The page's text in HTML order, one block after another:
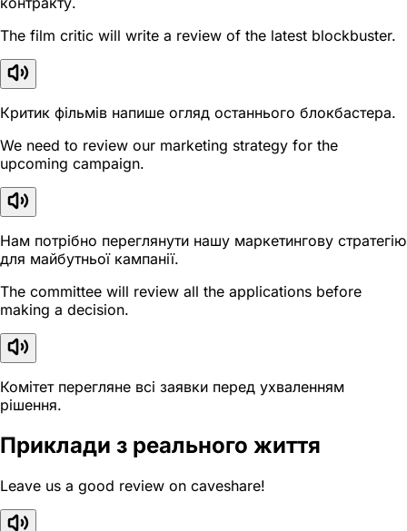
The film critic will write a review of the latest blockbuster.
Критик фільмів напише огляд останнього блокбастера.
We need to review our marketing strategy for the
upcoming campaign.
Нам потрібно переглянути нашу маркетингову стратегію
для майбутньої кампанії.
The committee will review all the applications before
making a decision.
Комітет перегляне всі заявки перед ухваленням
рішення.
Приклади з реального життя
Leave us a good review on caveshare!